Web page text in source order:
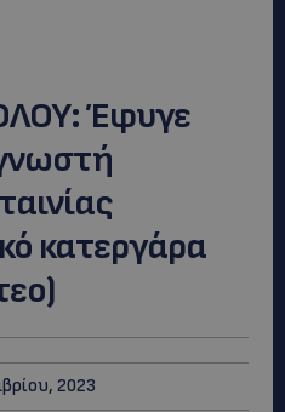
Έφυγε
κατεργάρα
2023